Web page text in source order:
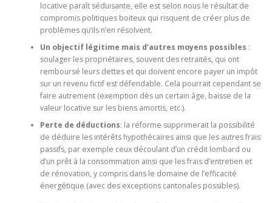
locative paraît séduisante, elle est selon nous le résultat de
compromis politiques boiteux qui risquent de créer plus de
problèmes qu’ils n’en résolvent.
Un objectif légitime mais d’autres moyens possibles :
soulager les propriétaires, souvent des retraités, qui ont
remboursé leurs dettes et qui doivent encore payer un impôt
sur un revenu fictif est défendable. Cela pourrait cependant se
faire autrement (exemption dès un certain âge, baisse de la
valeur locative sur les biens amortis, etc.).
Perte de déductions: la réforme supprimerait la possibilité
de déduire les intérêts hypothécaires ainsi que les autres frais
passifs, par exemple ceux découlant d’un crédit lombard ou
d’un prêt à la consommation ainsi que les frais d’entretien et
de rénovation, y compris dans le domaine de l’efficacité
énergétique (avec des exceptions cantonales possibles).